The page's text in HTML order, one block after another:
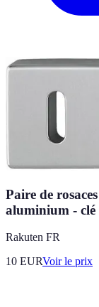
Paire de
aluminium -
Rakuten FR
10 EURVoir le prix